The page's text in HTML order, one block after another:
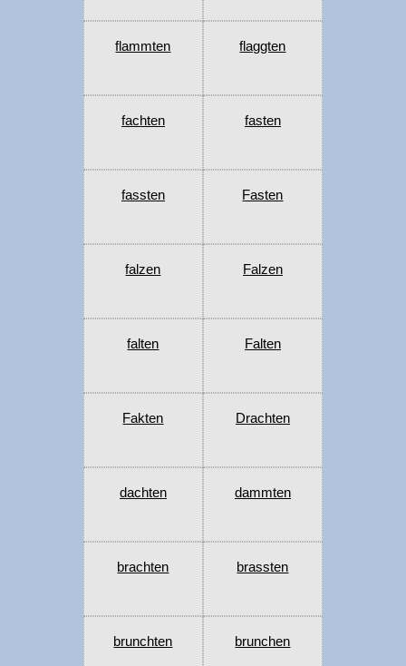
flammten flaggten
fachten fasten
fassten Fasten
falzen Falzen
falten Falten
Fakten Drachten
dachten dammten
brachten brassten
brunchten brunchen